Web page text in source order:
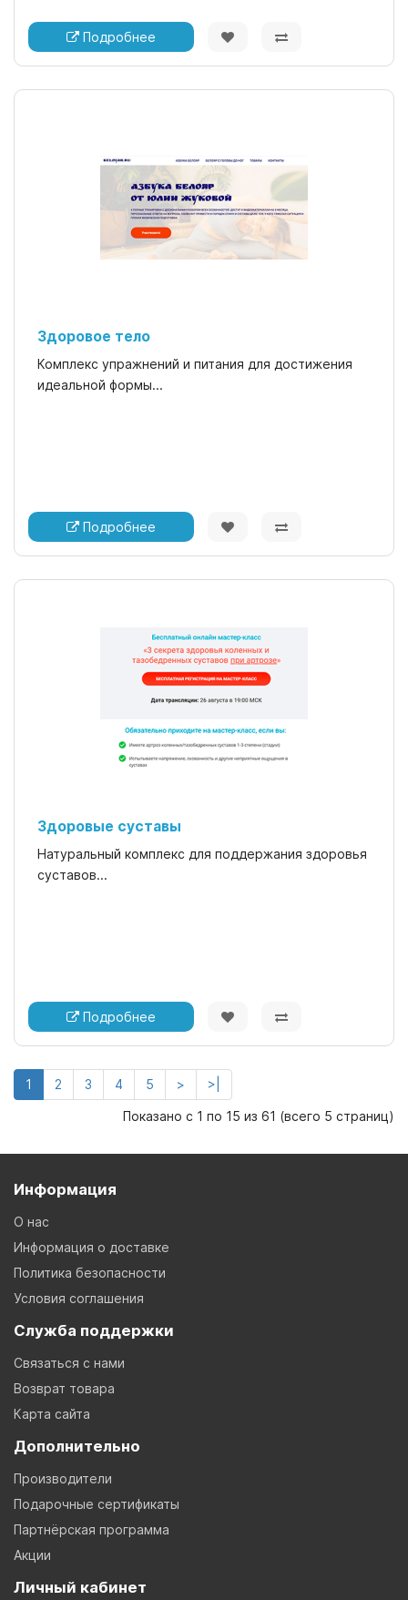
Подробнее
Здоровое тело
Комплекс упражнений и питания для достижения
идеальной формы...
Подробнее
Здоровые суставы
Натуральный комплекс для поддержания здоровья
суставов...
Подробнее
1 2 3 4 5 > >|
Показано с 1 по 15 из 61 (всего 5 страниц)
Информация
О нас
Информация о доставке
Политика безопасности
Условия соглашения
Служба поддержки
Связаться с нами
Возврат товара
Карта сайта
Дополнительно
Производители
Подарочные сертификаты
Партнёрская программа
Акции
Личный кабинет